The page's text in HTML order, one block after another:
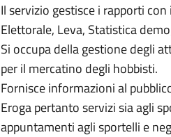
Il servizio gestisce i rapporti
Elettorale, Leva, Statistica
Si occupa della gestione degli
per il mercatino degli hobbisti.
Fornisce informazioni al
Eroga pertanto servizi sia agli
appuntamenti agli sportelli e